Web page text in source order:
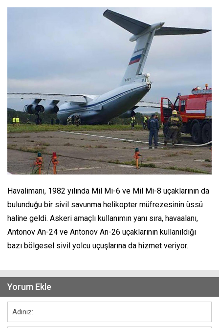
Havalimanı, 1982 yılında Mil Mi-6 ve Mil Mi-8 uçaklarının da
bulunduğu bir sivil savunma helikopter müfrezesinin üssü
haline geldi. Askeri amaçlı kullanımın yanı sıra, havaalanı,
Antonov An-24 ve Antonov An-26 uçaklarının kullanıldığı
bazı bölgesel sivil yolcu uçuşlarına da hizmet veriyor.
Yorum Ekle